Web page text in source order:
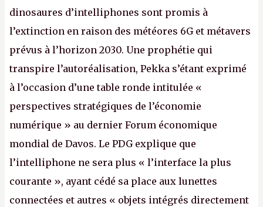
dinosaures d’intelliphones sont promis à
l’extinction en raison des météores 6G et métavers
prévus à l’horizon 2030. Une prophétie qui
transpire l’autoréalisation, Pekka s’étant exprimé
à l’occasion d’une table ronde intitulée «
perspectives stratégiques de l’économie
numérique » au dernier Forum économique
mondial de Davos. Le PDG explique que
l’intelliphone ne sera plus « l’interface la plus
courante », ayant cédé sa place aux lunettes
connectées et autres « objets intégrés directement